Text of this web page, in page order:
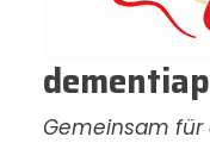
Gemeinsam